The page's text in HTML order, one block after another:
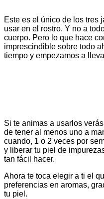
Este es el único de los tres
usar en el rostro. Y no a
cuerpo. Pero lo que hace
imprescindible sobre todo
tiempo y empezamos a
Si te animas a usarlos
de tener al menos uno a
cuando, 1 o 2 veces por
y liberar tu piel de
tan fácil hacer.
Ahora te toca elegir a ti el
preferencias en aromas,
tu piel.